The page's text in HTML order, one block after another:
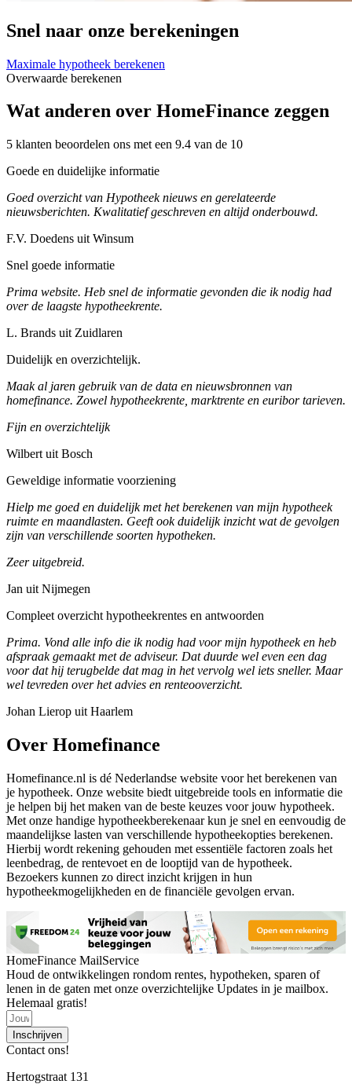
Snel naar onze berekeningen
Maximale hypotheek berekenen
Overwaarde berekenen
Wat anderen over HomeFinance zeggen
5 klanten beoordelen ons met een 9.4 van de 10
Goede en duidelijke informatie
Goed overzicht van Hypotheek nieuws en gerelateerde
nieuwsberichten. Kwalitatief geschreven en altijd onderbouwd.
F.V. Doedens uit Winsum
Snel goede informatie
Prima website. Heb snel de informatie gevonden die ik nodig had
over de laagste hypotheekrente.
L. Brands uit Zuidlaren
Duidelijk en overzichtelijk.
Maak al jaren gebruik van de data en nieuwsbronnen van
homefinance. Zowel hypotheekrente, marktrente en euribor tarieven.
Fijn en overzichtelijk
Wilbert uit Bosch
Geweldige informatie voorziening
Hielp me goed en duidelijk met het berekenen van mijn hypotheek
ruimte en maandlasten. Geeft ook duidelijk inzicht wat de gevolgen
zijn van verschillende soorten hypotheken.
Zeer uitgebreid.
Jan uit Nijmegen
Compleet overzicht hypotheekrentes en antwoorden
Prima. Vond alle info die ik nodig had voor mijn hypotheek en heb
afspraak gemaakt met de adviseur. Dat duurde wel even een dag
voor dat hij terugbelde dat mag in het vervolg wel iets sneller. Maar
wel tevreden over het advies en renteooverzicht.
Johan Lierop uit Haarlem
Over Homefinance
Homefinance.nl is dé Nederlandse website voor het berekenen van
je hypotheek. Onze website biedt uitgebreide tools en informatie die
je helpen bij het maken van de beste keuzes voor jouw hypotheek.
Met onze handige hypotheekberekenaar kun je snel en eenvoudig de
maandelijkse lasten van verschillende hypotheekopties berekenen.
Hierbij wordt rekening gehouden met essentiële factoren zoals het
leenbedrag, de rentevoet en de looptijd van de hypotheek.
Bezoekers kunnen zo direct inzicht krijgen in hun
hypotheekmogelijkheden en de financiële gevolgen ervan.
HomeFinance MailService
Houd de ontwikkelingen rondom rentes, hypotheken, sparen of
lenen in de gaten met onze overzichtelijke Updates in je mailbox.
Helemaal gratis!
Inschrijven
Contact ons!
Hertogstraat 131